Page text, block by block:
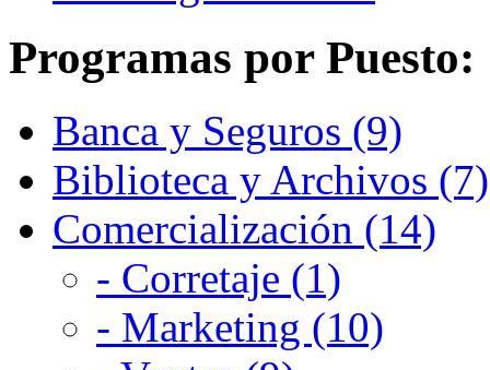
Programas por Puesto:
Banca y Seguros (9)
Biblioteca y Archivos (7)
Comercialización (14)
- Corretaje (1)
- Marketing (10)